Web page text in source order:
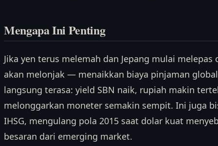
Mengapa Ini Penting
Jika yen terus melemah dan Jepang mulai
akan melonjak — menaikkan biaya pinjaman
langsung terasa: yield SBN naik, rupiah makin
melonggarkan moneter semakin sempit. Ini juga
IHSG, mengulang pola 2015 saat dolar kuat
besaran dari emerging market.